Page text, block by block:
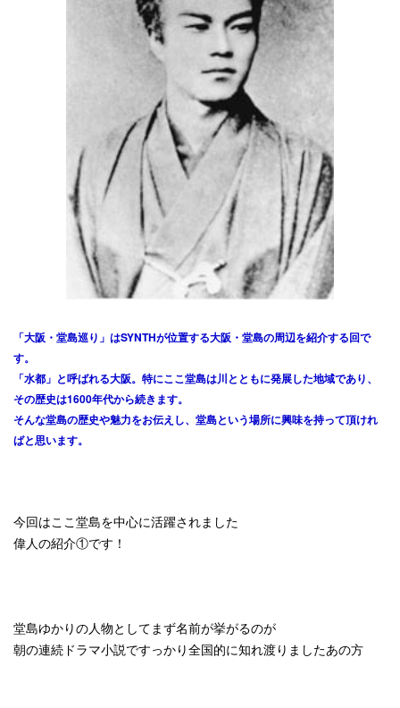
「大阪・堂島巡り」はSYNTHが位置する大阪・堂島の周辺を紹介する回で
す。
「水都」と呼ばれる大阪。特にここ堂島は川とともに発展した地域であり、
その歴史は1600年代から続きます。
そんな堂島の歴史や魅力をお伝えし、堂島という場所に興味を持って頂けれ
ばと思います。
今回はここ堂島を中心に活躍されました
偉人の紹介①です！
堂島ゆかりの人物としてまず名前が挙がるのが
朝の連続ドラマ小説ですっかり全国的に知れ渡りましたあの方